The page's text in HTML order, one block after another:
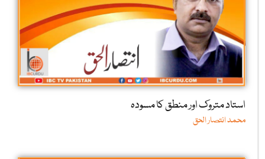
استاد متروک اور منطق کا مسودہ
محمد انتصار الحق